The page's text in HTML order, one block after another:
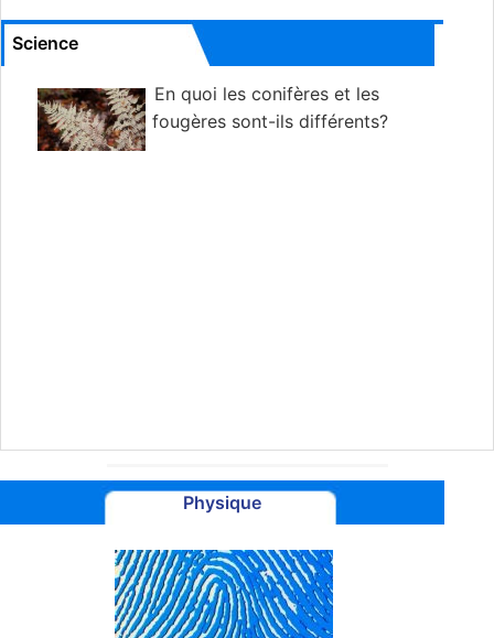
Science
En quoi les conifères et les
fougères sont-ils différents?
Physique